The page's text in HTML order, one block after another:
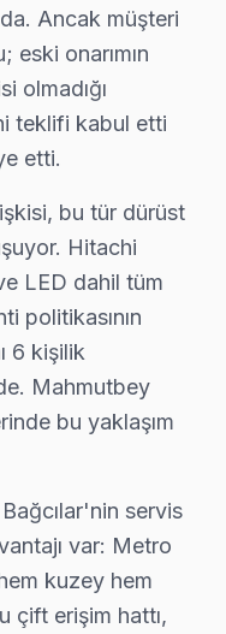
ışık yanıp
bozukluğu, ses
Con kartı, power
Uygulama
HDMI
Hitachi
teknik desteği
Servis ve Tamir
aklınıza
Hitachi TV
kullanıyoruz.
Güneşli Sanayi,
ve Bağlantı
Bağcılar'da
Ancak müşteri
onarımın
olmadığı
teklifi kabul etti
etti.
bu tür dürüst
Hitachi
LED dahil tüm
politikasının
6 kişilik
Mahmutbey
bu yaklaşım
servis
var: Metro
kuzey hem
çift erişim hattı,